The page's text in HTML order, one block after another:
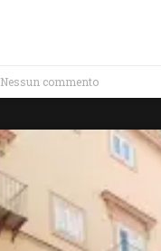
Nessun commento